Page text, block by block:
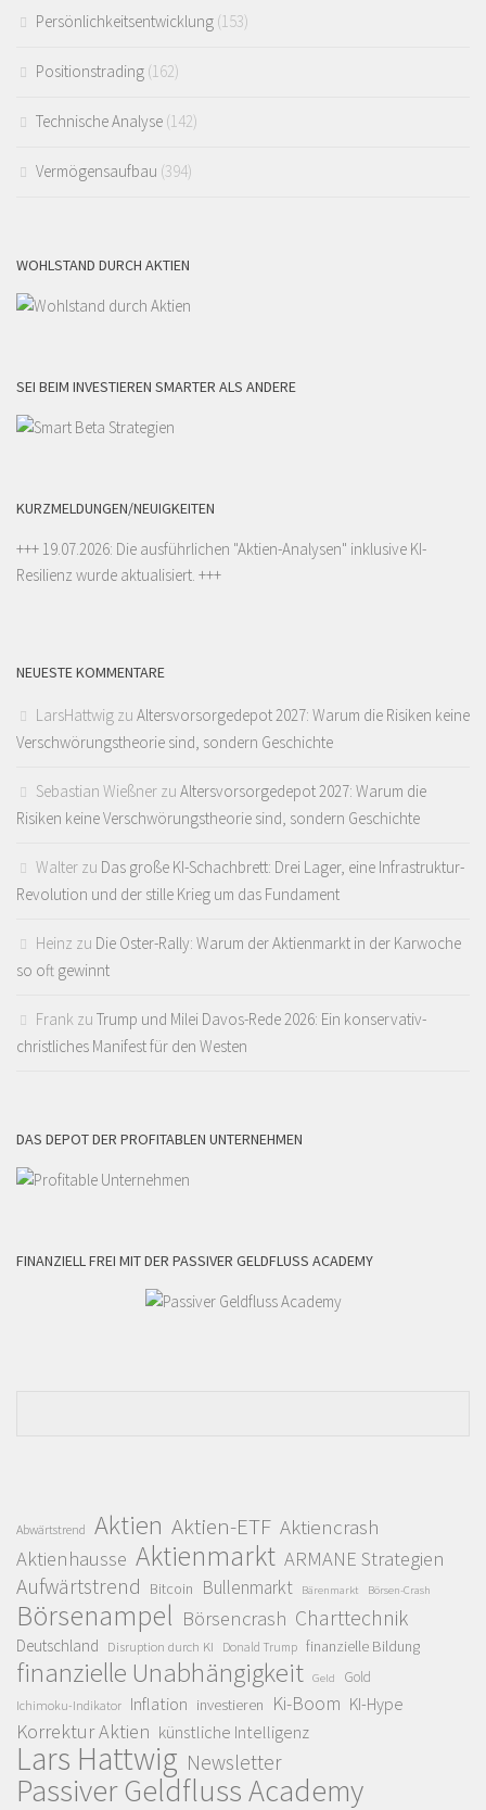
Persönlichkeitsentwicklung (153)
Positionstrading (162)
Technische Analyse (142)
Vermögensaufbau (394)
WOHLSTAND DURCH AKTIEN
SEI BEIM INVESTIEREN SMARTER ALS ANDERE
KURZMELDUNGEN/NEUIGKEITEN
+++ 19.07.2026: Die ausführlichen "Aktien-Analysen" inklusive KI-
Resilienz wurde aktualisiert. +++
NEUESTE KOMMENTARE
LarsHattwig zu Altersvorsorgedepot 2027: Warum die Risiken keine
Verschwörungstheorie sind, sondern Geschichte
Sebastian Wießner zu Altersvorsorgedepot 2027: Warum die
Risiken keine Verschwörungstheorie sind, sondern Geschichte
Walter zu Das große KI-Schachbrett: Drei Lager, eine Infrastruktur-
Revolution und der stille Krieg um das Fundament
Heinz zu Die Oster-Rally: Warum der Aktienmarkt in der Karwoche
so oft gewinnt
Frank zu Trump und Milei Davos-Rede 2026: Ein konservativ-
christliches Manifest für den Westen
DAS DEPOT DER PROFITABLEN UNTERNEHMEN
FINANZIELL FREI MIT DER PASSIVER GELDFLUSS ACADEMY
Abwärtstrend Aktien Aktien-ETF Aktiencrash
Aktienhausse Aktienmarkt ARMANE Strategien
Aufwärtstrend Bitcoin Bullenmarkt Bärenmarkt Börsen-Crash
Börsenampel Börsencrash Charttechnik
Deutschland Disruption durch KI Donald Trump finanzielle Bildung
finanzielle Unabhängigkeit Geld Gold
Ichimoku-Indikator Inflation investieren Ki-Boom KI-Hype
Korrektur Aktien künstliche Intelligenz
Lars Hattwig Newsletter
Passiver Geldfluss Academy